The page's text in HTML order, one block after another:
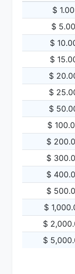
$ 1.00
$ 5.00
$
$
$
$
$
$
$
$
$
$
$
$
$